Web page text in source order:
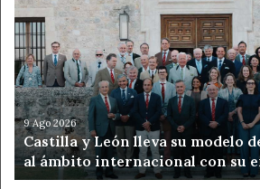
León
lleva
su
modelo
de
caza
sostenible
al
ámbito
9 Ago 2026
Castilla y León lleva su modelo
al ámbito internacional con su